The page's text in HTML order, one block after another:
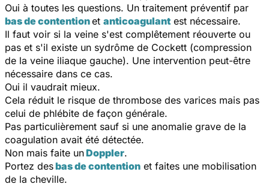
Oui à toutes les questions. Un traitement préventif par
bas de contentionet anticoagulant est nécessaire.
Il faut voir si la veine s'est complêtement réouverte ou
pas et s'il existe un sydrôme de Cockett (compression
de la veine iliaque gauche). Une intervention peut-être
nécessaire dans ce cas.
Oui il vaudrait mieux.
Cela réduit le risque de thrombose des varices mais pas
celui de phlébite de façon générale.
Pas particulièrement sauf si une anomalie grave de la
coagulation avait été détectée.
Non mais faite unDoppler.
Portez desbas de contention et faites une mobilisation
de la cheville.